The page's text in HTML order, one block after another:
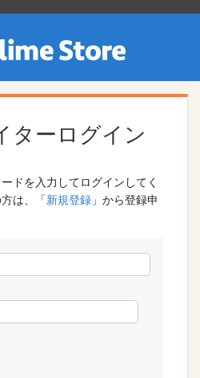
ターログイン
ドを入力してログインしてく
は、「新規登録 」から登録申